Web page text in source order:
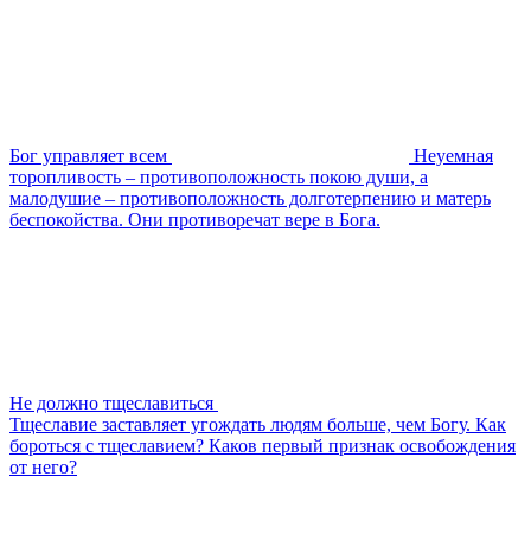
Бог управляет всем
Неуемная
торопливость – противоположность покою души, а
малодушие – противоположность долготерпению и матерь
беспокойства. Они противоречат вере в Бога.
Не должно тщеславиться
Тщеславие заставляет угождать людям больше, чем Богу. Как
бороться с тщеславием? Каков первый признак освобождения
от него?